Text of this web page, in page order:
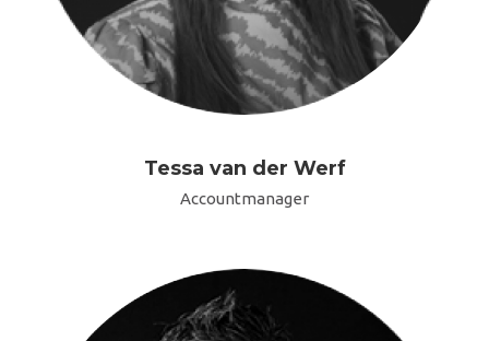
Tessa van der Werf
Accountmanager